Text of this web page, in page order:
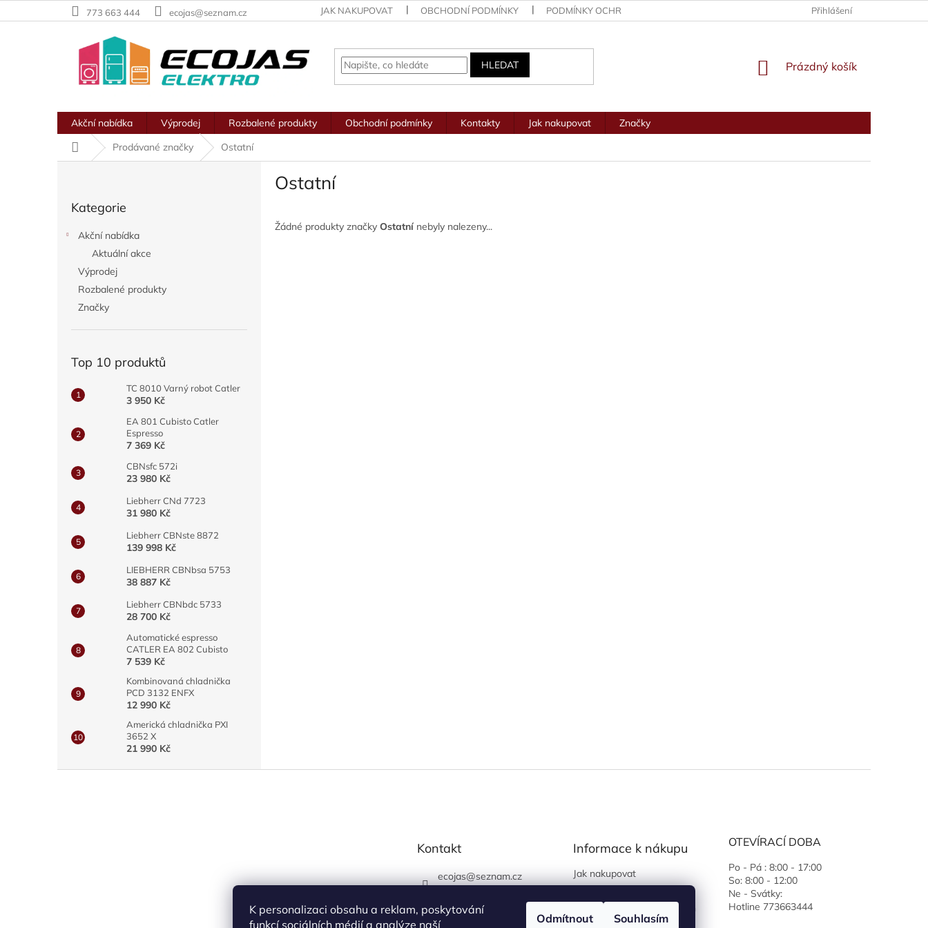
K personalizaci obsahu a reklam, poskytování
funkcí sociálních médií a analýze naší
Odmítnout Souhlasím
na
773 663 444 ecojas@seznam.cz JAK NAKUPOVAT OBCHODNÍ PODMÍNKY PODMÍNKY OCHRANY OSOBNÍCH ÚDAJŮ Přihlášení
HLEDAT
NÁKUPNÍ
Prázdný košík
Akční nabídka Výprodej Rozbalené produkty Obchodní podmínky Kontakty Jak nakupovat
Značky
Domů
Prodávané značky Ostatní
kategorie
Kategorie
Akční nabídka
Aktuální akce
Výprodej
Rozbalené produkty
Značky
Top 10 produktů
TC 8010 Varný robot Catler
3 950 Kč
EA 801 Cubisto Catler
Espresso
7 369 Kč
CBNsfc 572i
23 980 Kč
Liebherr CNd 7723
31 980 Kč
Liebherr CBNste 8872
139 998 Kč
LIEBHERR CBNbsa 5753
38 887 Kč
Liebherr CBNbdc 5733
28 700 Kč
Automatické espresso
CATLER EA 802 Cubisto
7 539 Kč
Kombinovaná chladnička
PCD 3132 ENFX
12 990 Kč
Americká chladnička PXI
3652 X
21 990 Kč
Ostatní
Žádné produkty značky Ostatní nebyly nalezeny...
Kontakt
ecojas@seznam.cz
730 444 400 (prodejna
Informace k nákupu
Jak nakupovat
Podmínky ochrany osobních
údajů
OTEVÍRACÍ DOBA
Po - Pá : 8:00 - 17:00
So: 8:00 - 12:00
Ne - Svátky:
Hotline 773663444